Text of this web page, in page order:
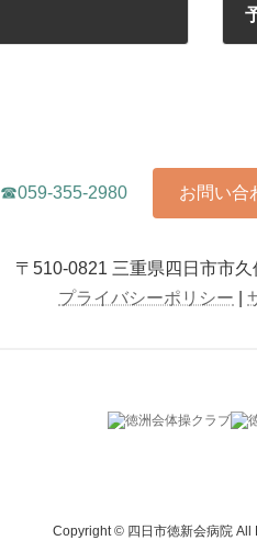
☎059-355-2980 お問い合
〒510-0821 三重県四日市市
プライバシーポリシー
Copyright © 四日市徳新会病院 All